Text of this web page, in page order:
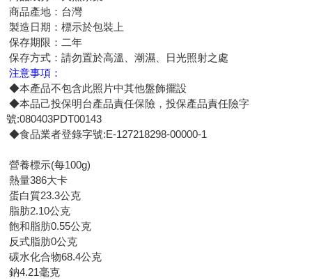
商品產地：台灣
製造日期：標示於包裝上
保存期限：二年
保存方式：請勿置於高溫、潮濕、日光照射之處
注意事項：
◆本產品不包含此照片中其他盤飾擺設
◆本品己投保明台產品責任保險，投保產品責任險字
號:080403PDT00143
◆食品業者登錄字號:E-127218298-00000-1
營養標示(每100g)
熱量386大卡
蛋白質23.3公克
脂肪2.10公克
飽和脂肪0.55公克
反式脂肪0公克
碳水化合物68.4公克
鈉4.21毫克